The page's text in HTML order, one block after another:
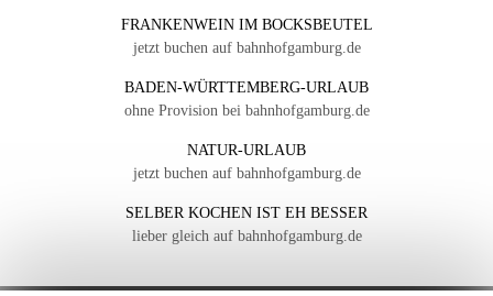
FRANKENWEIN IM BOCKSBEUTEL
jetzt buchen auf bahnhofgamburg.de
BADEN-WÜRTTEMBERG-URLAUB
ohne Provision bei bahnhofgamburg.de
NATUR-URLAUB
jetzt buchen auf bahnhofgamburg.de
SELBER KOCHEN IST EH BESSER
lieber gleich auf bahnhofgamburg.de